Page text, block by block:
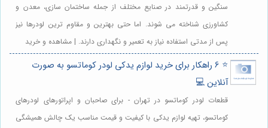
سنگین و قدرتمند در صنایع مختلف از جمله ساختمان سازی، معدن و
کشاورزی شناخته می شوند. اما حتی بهترین و مقاوم ترین لودرها نیز
پس از مدتی استفاده نیاز به تعمیر و نگهداری دارند. | مشاهده و خرید
⭐️ 6 راهکار برای خرید لوازم یدکی لودر کوماتسو به صورت
آنلاین 💻
قطعات لودر کوماتسو در تهران - برای صاحبان و اپراتورهای لودرهای
کوماتسو، تهیه لوازم یدکی با کیفیت و قیمت مناسب یک چالش همیشگی